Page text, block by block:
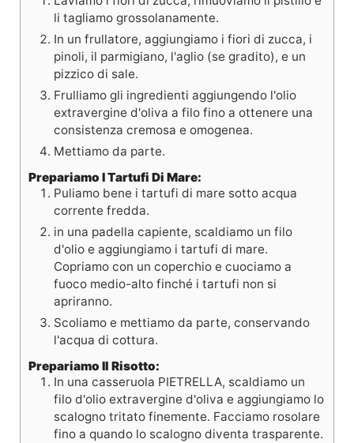
li tagliamo grossolanamente.
In un frullatore, aggiungiamo i fiori di zucca, i
pinoli, il parmigiano, l'aglio (se gradito), e un
pizzico di sale.
Frulliamo gli ingredienti aggiungendo l'olio
extravergine d'oliva a filo fino a ottenere una
consistenza cremosa e omogenea.
Mettiamo da parte.
Prepariamo I Tartufi Di Mare:
Puliamo bene i tartufi di mare sotto acqua
corrente fredda.
in una padella capiente, scaldiamo un filo
d'olio e aggiungiamo i tartufi di mare.
Copriamo con un coperchio e cuociamo a
fuoco medio-alto finché i tartufi non si
apriranno.
Scoliamo e mettiamo da parte, conservando
l'acqua di cottura.
Prepariamo Il Risotto:
In una casseruola PIETRELLA, scaldiamo un
filo d'olio extravergine d'oliva e aggiungiamo lo
scalogno tritato finemente. Facciamo rosolare
fino a quando lo scalogno diventa trasparente.